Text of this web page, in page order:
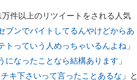
件以上のリツイートをされる人気
ブンでバイトしてるんやけどからあ
トっていう人めっちゃいるんよね 」
になったことなら結構あります 」
キ下さいって言ったことあるな 」と